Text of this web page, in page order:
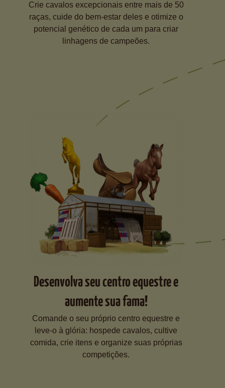
Crie cavalos excepcionais entre mais de 50
raças, cuide do bem-estar deles e otimize o
potencial genético de cada um para criar
linhagens de campeões.
Desenvolva seu centro equestre e
aumente sua fama!
Comande o seu próprio centro equestre e
leve-o à glória: hospede cavalos, cultive
comida, crie itens e organize suas próprias
competições.